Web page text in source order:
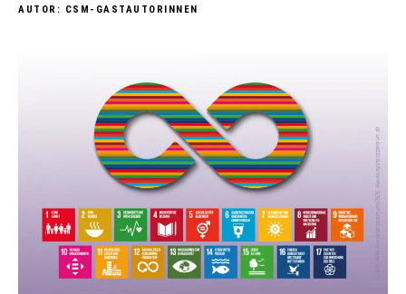
AUTOR: CSM-GASTAUTORINNEN